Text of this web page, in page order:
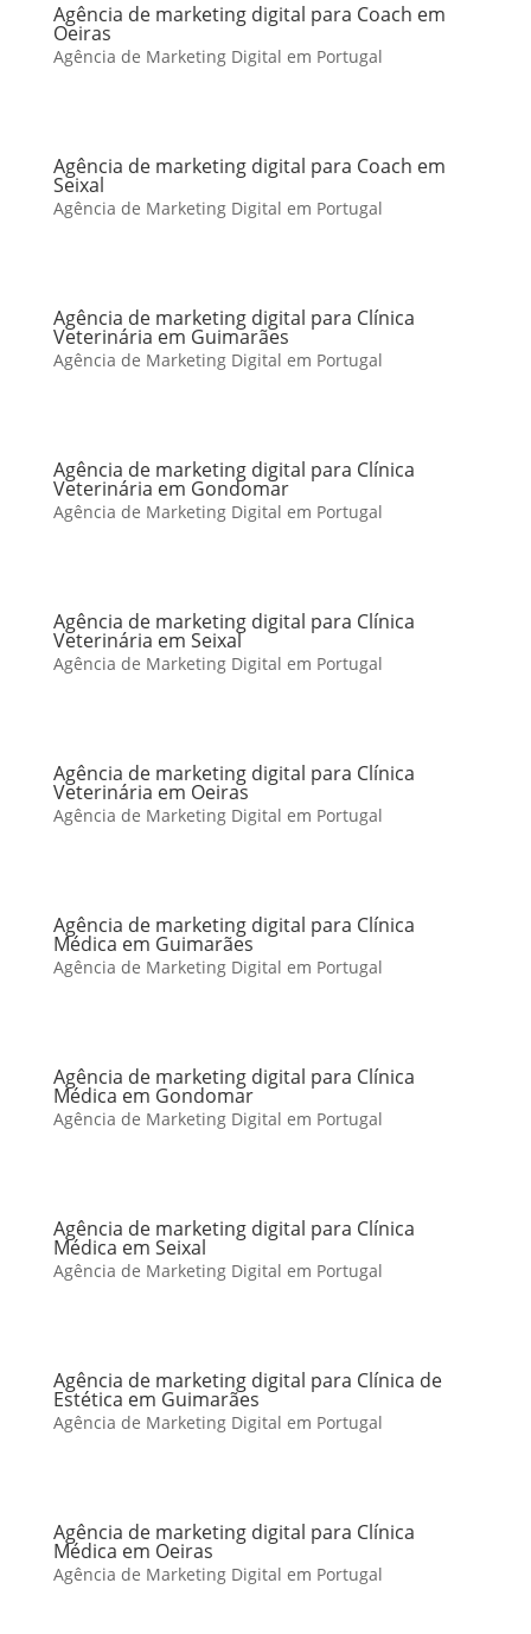
Agência de marketing digital para Coach em
Oeiras
Agência de Marketing Digital em Portugal
Agência de marketing digital para Coach em
Seixal
Agência de Marketing Digital em Portugal
Agência de marketing digital para Clínica
Veterinária em Guimarães
Agência de Marketing Digital em Portugal
Agência de marketing digital para Clínica
Veterinária em Gondomar
Agência de Marketing Digital em Portugal
Agência de marketing digital para Clínica
Veterinária em Seixal
Agência de Marketing Digital em Portugal
Agência de marketing digital para Clínica
Veterinária em Oeiras
Agência de Marketing Digital em Portugal
Agência de marketing digital para Clínica
Médica em Guimarães
Agência de Marketing Digital em Portugal
Agência de marketing digital para Clínica
Médica em Gondomar
Agência de Marketing Digital em Portugal
Agência de marketing digital para Clínica
Médica em Seixal
Agência de Marketing Digital em Portugal
Agência de marketing digital para Clínica de
Estética em Guimarães
Agência de Marketing Digital em Portugal
Agência de marketing digital para Clínica
Médica em Oeiras
Agência de Marketing Digital em Portugal